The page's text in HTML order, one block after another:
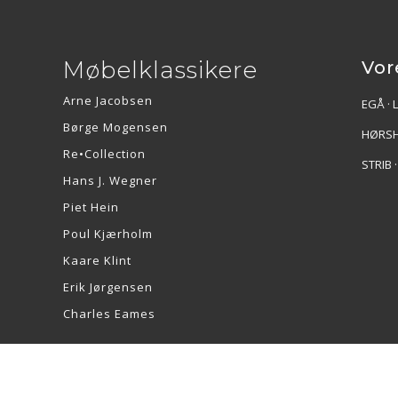
Møbelklassikere
Arne Jacobsen
Børge Mogensen
Re•Collection
Hans J. Wegner
Piet Hein
Poul Kjærholm
Kaare Klint
Erik Jørgensen
Charles Eames
EGÅ